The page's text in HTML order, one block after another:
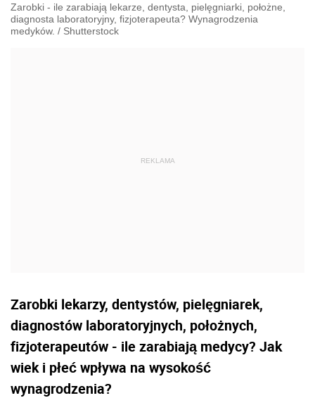
Zarobki - ile zarabiają lekarze, dentysta, pielęgniarki, położne,
diagnosta laboratoryjny, fizjoterapeuta? Wynagrodzenia
medyków. / Shutterstock
Zarobki lekarzy, dentystów, pielęgniarek,
diagnostów laboratoryjnych, położnych,
fizjoterapeutów - ile zarabiają medycy? Jak
wiek i płeć wpływa na wysokość
wynagrodzenia?